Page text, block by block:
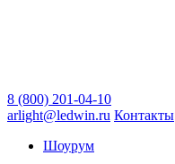
8 (800) 201-04-10
arlight@ledwin.ru Контакты
Шоурум